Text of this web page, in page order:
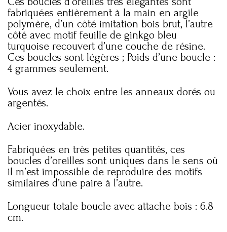
fabriquées entièrement à la main en argile
polymère, d’un côté imitation bois brut, l’autre
côté avec motif feuille de ginkgo bleu
turquoise recouvert d’une couche de résine.
Ces boucles sont légères ; Poids d’une boucle :
4 grammes seulement.
Vous avez le choix entre les anneaux dorés ou
argentés.
Acier inoxydable.
Fabriquées en très petites quantités, ces
boucles d’oreilles sont uniques dans le sens où
il m’est impossible de reproduire des motifs
similaires d’une paire à l’autre.
Longueur totale boucle avec attache bois : 6.8
cm.